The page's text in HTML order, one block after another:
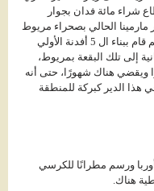
شراء مائة فدان بجوار
الحالي بصحراء مريوط
سنة 1959م، والذي خُرب في القرن العاشر ثم قام ببناء ال 5 أفدنة الأولي
إلى تلك البقعة بمريوط،
ويقضي هناك شهورًا، حتى أنه
الدير كبركة للمنطقة
ورسم مطرانًا للكرسي
هناك.